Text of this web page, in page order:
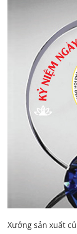
Xưởng sản xuất